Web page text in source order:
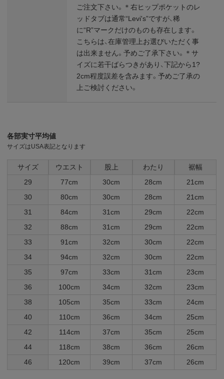
ご注文下さい。＊右ヒップポケットのレ
ッドタブは通常“Levi's”ですが、稀
に“R”マークだけのものも存在します。
こちらは、在庫管理上お選びいただく事
は出来ません。予めご了承下さい。＊サ
イズに若干ばらつきがあり、下記から1?
2cm程度誤差を含みます。予めご了承の
上ご検討ください。
各部実寸平均値
サイズはUSA表記となります
サイズ ウエスト 股上 わたり
裾幅
29
77cm 30cm 28cm
21cm
30
80cm 30cm 28cm
21cm
31
84cm 31cm 29cm
22cm
32
88cm 31cm 29cm
22cm
33
91cm 32cm 30cm
22cm
34
94cm 32cm 30cm
22cm
35
97cm 33cm 31cm
23cm
36
100cm 34cm 32cm
23cm
38
105cm 35cm 33cm
24cm
40
110cm 36cm 34cm
25cm
42
114cm 37cm 35cm
25cm
44
118cm 38cm 36cm
26cm
46
120cm 39cm 37cm 26cm